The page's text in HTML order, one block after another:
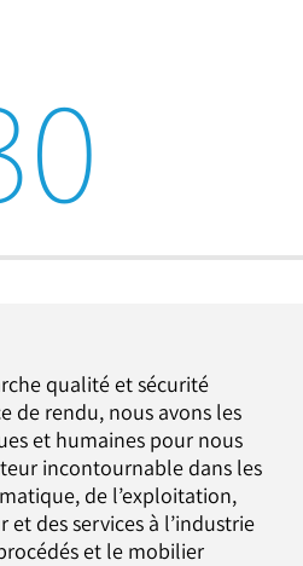
qualité et sécurité
de rendu, nous avons les
et humaines pour nous
incontournable dans les
de l’exploitation,
et des services à l’industrie
et le mobilier